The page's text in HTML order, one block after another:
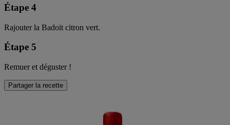
Étape 4
Rajouter la Badoit citron vert.
Étape 5
Remuer et déguster !
Partager la recette